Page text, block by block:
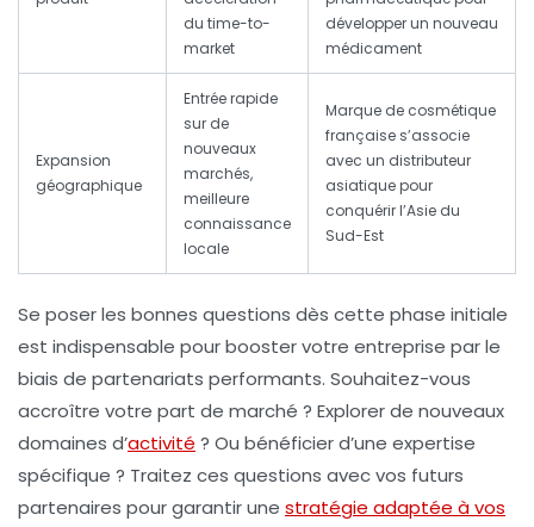
du time-to-
market
développer un nouveau
médicament
Expansion
géographique
Entrée rapide
sur de
nouveaux
marchés,
meilleure
connaissance
locale
Marque de cosmétique
française s’associe
avec un distributeur
asiatique pour
conquérir l’Asie du
Sud-Est
Se poser les bonnes questions dès cette phase initiale
est indispensable pourbooster votre entreprise par le
biais de partenariats performants. Souhaitez-vous
accroître votre part de marché ? Explorer de nouveaux
domaines d’activité ? Ou bénéficier d’une expertise
spécifique ? Traitez ces questions avec vos futurs
partenaires pour garantir une stratégie adaptée à vos